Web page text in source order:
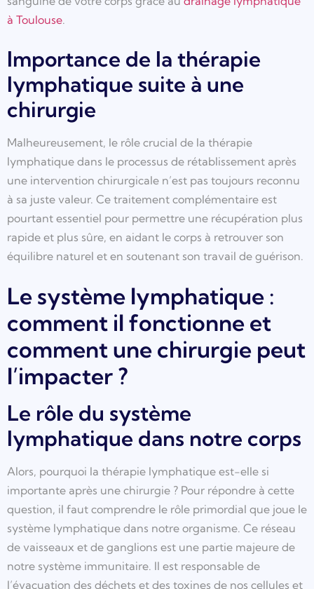
à Toulouse.
Importance de la thérapie
lymphatique suite à une
chirurgie
Malheureusement, le rôle crucial de la thérapie
lymphatique dans le processus de rétablissement après
une intervention chirurgicale n’est pas toujours reconnu
à sa juste valeur. Ce traitement complémentaire est
pourtant essentiel pour permettre une récupération plus
rapide et plus sûre, en aidant le corps à retrouver son
équilibre naturel et en soutenant son travail de guérison.
Le système lymphatique :
comment il fonctionne et
comment une chirurgie peut
l’impacter ?
Le rôle du système
lymphatique dans notre corps
Alors, pourquoi la thérapie lymphatique est-elle si
importante après une chirurgie ? Pour répondre à cette
question, il faut comprendre le rôle primordial que joue le
système lymphatique dans notre organisme. Ce réseau
de vaisseaux et de ganglions est une partie majeure de
notre système immunitaire. Il est responsable de
l’évacuation des déchets et des toxines de nos cellules et